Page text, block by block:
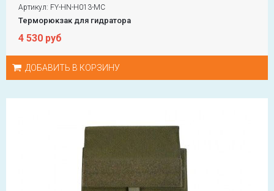
Артикул: FY-HN-H013-MC
Терморюкзак для гидратора
4 530 руб
ДОБАВИТЬ В КОРЗИНУ